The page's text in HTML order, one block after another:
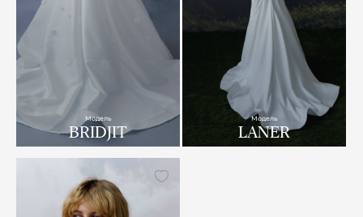
Модель
BRIDJIT
Модель
LANER